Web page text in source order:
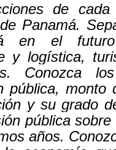
de
Panamá.
en el
y logística,
Conozca los
pública, monto
y su grado
pública sobre
años.